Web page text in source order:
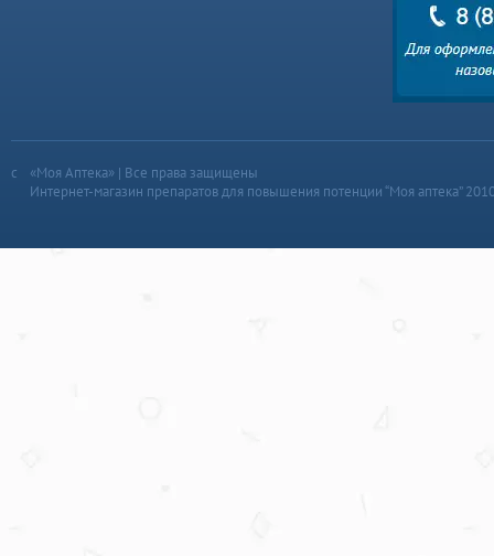
«Моя Аптека» | Все права защищены
Интернет-магазин препаратов для повышения потенции “Моя аптека”